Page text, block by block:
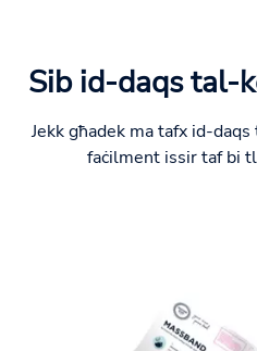
Sib id-daqs tal-
Jekk għadek ma tafx id-
faċilment issir taf bi